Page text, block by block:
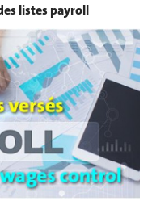
listes payroll